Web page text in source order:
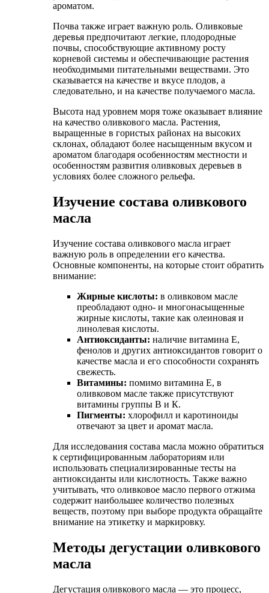
ароматом.
Почва также играет важную роль. Оливковые
деревья предпочитают легкие, плодородные
почвы, способствующие активному росту
корневой системы и обеспечивающие растения
необходимыми питательными веществами. Это
сказывается на качестве и вкусе плодов, а
следовательно, и на качестве получаемого масла.
Высота над уровнем моря тоже оказывает влияние
на качество оливкового масла. Растения,
выращенные в гористых районах на высоких
склонах, обладают более насыщенным вкусом и
ароматом благодаря особенностям местности и
особенностям развития оливковых деревьев в
условиях более сложного рельефа.
Изучение состава оливкового
масла
Изучение состава оливкового масла играет
важную роль в определении его качества.
Основные компоненты, на которые стоит обратить
внимание:
Жирные кислоты: в оливковом масле
преобладают одно- и многонасыщенные
жирные кислоты, такие как олеиновая и
линолевая кислоты.
Антиоксиданты: наличие витамина Е,
фенолов и других антиоксидантов говорит о
качестве масла и его способности сохранять
свежесть.
Витамины: помимо витамина Е, в
оливковом масле также присутствуют
витамины группы В и К.
Пигменты: хлорофилл и каротиноиды
отвечают за цвет и аромат масла.
Для исследования состава масла можно обратиться
к сертифицированным лабораториям или
использовать специализированные тесты на
антиоксиданты или кислотность. Также важно
учитывать, что оливковое масло первого отжима
содержит наибольшее количество полезных
веществ, поэтому при выборе продукта обращайте
внимание на этикетку и маркировку.
Методы дегустации оливкового
масла
Дегустация оливкового масла — это процесс,